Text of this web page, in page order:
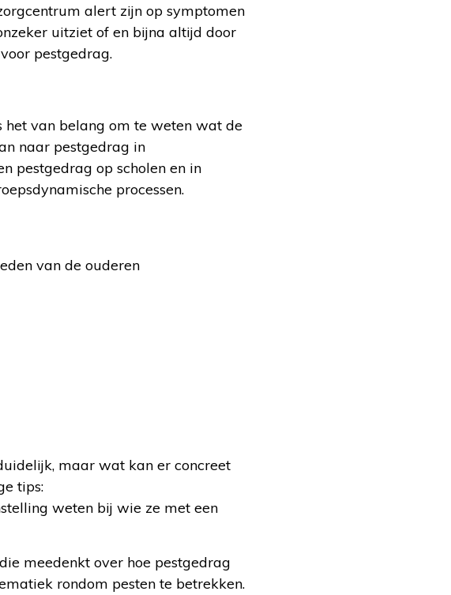
alert zijn op symptomen
uitziet of en bijna altijd door
pestgedrag.
het van belang om te weten wat de
naar pestgedrag in
pestgedrag op scholen en in
processen.
van de ouderen
maar wat kan er concreet
tips:
weten bij wie ze met een
meedenkt over hoe pestgedrag
rondom pesten te betrekken.